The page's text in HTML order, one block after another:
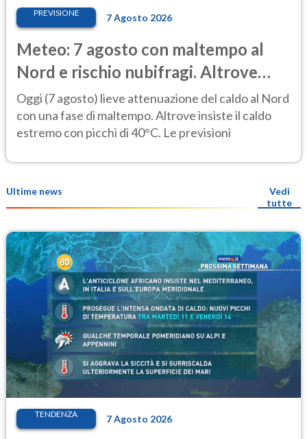
PREVISIONE 7 Agosto 2026
Meteo: 7 agosto con maltempo al
Nord e rischio nubifragi. Altrove
caldo estremo
Oggi (7 agosto) lieve attenuazione del caldo al Nord
con una fase di maltempo. Altrove insiste il caldo
estremo con picchi di 40°C. Le previsioni
Ultime news
Vedi
tutte
TENDENZA 7 Agosto 2026